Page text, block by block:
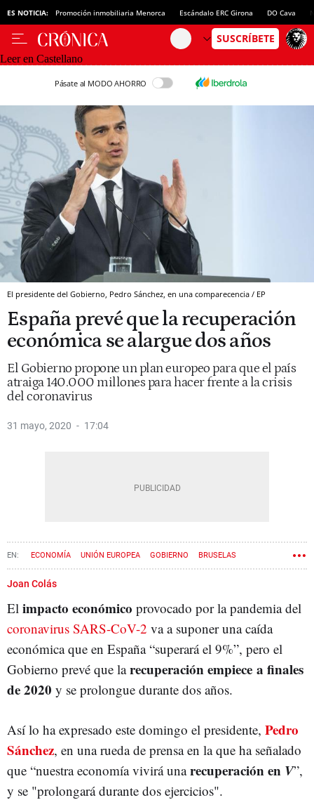
ES NOTICIA: Promoción inmobiliaria Menorca Escándalo ERC Girona DO Cava
Leer en Castellano
Pásate al MODO AHORRO
El presidente del Gobierno, Pedro Sánchez, en una comparecencia / EP
España prevé que la recuperación
económica se alargue dos años
El Gobierno propone un plan europeo para que el país
atraiga 140.000 millones para hacer frente a la crisis
del coronavirus
31 mayo, 2020 17:04
ECONOMÍA UNIÓN EUROPEA GOBIERNO BRUSELAS
CORONAVIRUS
Joan Colás
El impacto económico provocado por la pandemia del
coronavirus SARS-CoV-2 va a suponer una caída
económica que en España “superará el 9%”, pero el
Gobierno prevé que larecuperación empiece a finales
de 2020 y se prolongue durante dos años.
Así lo ha expresado este domingo el presidente, Pedro
Sánchez, en una rueda de prensa en la que ha señalado
que “nuestra economía vivirá unarecuperación en V”,
y se "prolongará durante dos ejercicios".